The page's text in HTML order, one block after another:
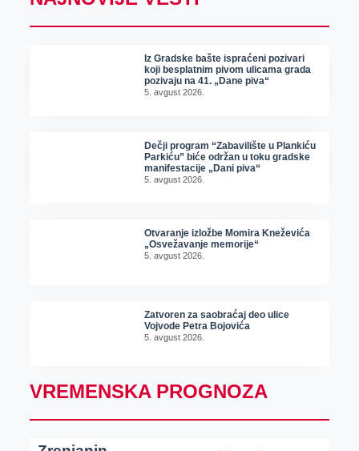
Iz Gradske bašte ispraćeni pozivari
koji besplatnim pivom ulicama grada
pozivaju na 41. „Dane piva“
5. avgust 2026.
Dečji program “Zabavilište u Plankiću
Parkiću” biće održan u toku gradske
manifestacije „Dani piva“
5. avgust 2026.
Otvaranje izložbe Momira Kneževića
„Osvežavanje memorije“
5. avgust 2026.
Zatvoren za saobraćaj deo ulice
Vojvode Petra Bojovića
5. avgust 2026.
VREMENSKA PROGNOZA